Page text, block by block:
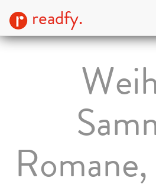
readfy.